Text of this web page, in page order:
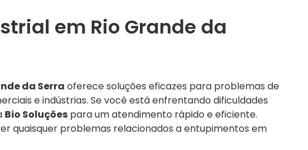
em Rio Grande da
da Serra oferece soluções eficazes para problemas de
e indústrias. Se você está enfrentando dificuldades
Bio Soluçõespara um atendimento rápido e eficiente.
quaisquer problemas relacionados a entupimentos em